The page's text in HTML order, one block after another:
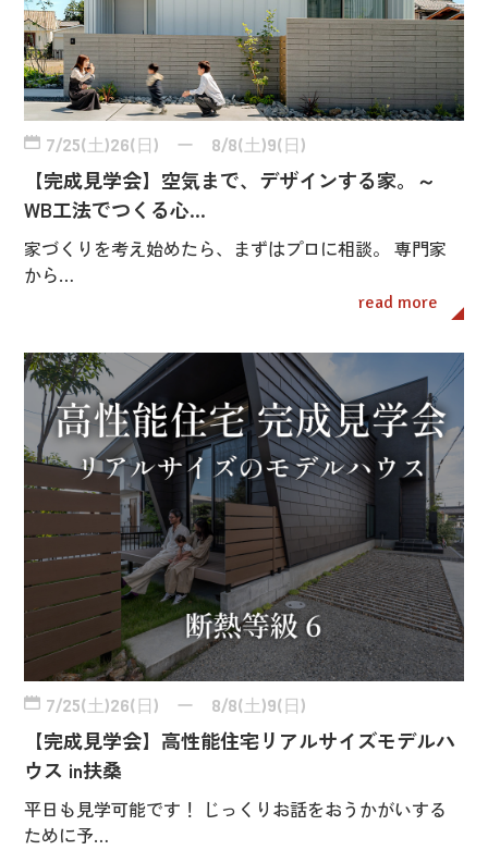
7/25(土)26(日) ー 8/8(土)9(日)
【完成見学会】空気まで、デザインする家。～
WB工法でつくる心…
家づくりを考え始めたら、まずはプロに相談。 専門家
から…
read more
7/25(土)26(日) ー 8/8(土)9(日)
【完成見学会】高性能住宅リアルサイズモデルハ
ウス in扶桑
平日も見学可能です！ じっくりお話をおうかがいする
ために予…